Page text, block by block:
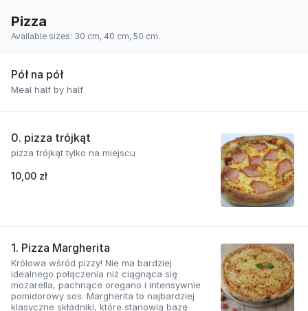
Pizza
Available sizes: 30 cm, 40 cm, 50 cm.
Pół na pół
Meal half by half
0. pizza trójkąt
pizza trójkąt tylko na miejscu
10,00 zł
1. Pizza Margherita
Królowa wśród pizzy! Nie ma bardziej
idealnego połączenia niż ciągnąca się
mozarella, pachnące oregano i intensywnie
pomidorowy sos. Margherita to najbardziej
klasyczne składniki, które stanowią bazę